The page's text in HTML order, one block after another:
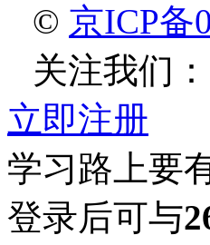
© 京ICP备
关注我们：
立即注册
学习路上要
登录后可与